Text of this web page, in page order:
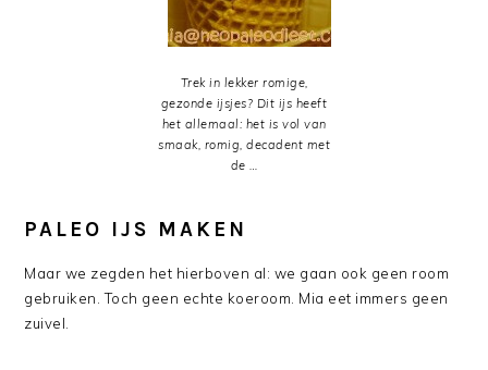
Trek in lekker romige,
gezonde ijsjes? Dit ijs heeft
het allemaal: het is vol van
smaak, romig, decadent met
de …
PALEO IJS MAKEN
Maar we zegden het hierboven al: we gaan ook geen room
gebruiken. Toch geen echte koeroom. Mia eet immers geen
zuivel.